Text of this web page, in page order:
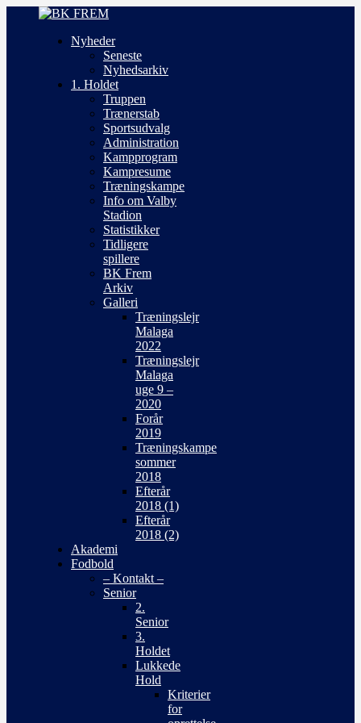
Nyheder
Seneste
Nyhedsarkiv
1. Holdet
Truppen
Trænerstab
Sportsudvalg
Administration
Kampprogram
Kampresume
Træningskampe
Info om Valby
Stadion
Statistikker
Tidligere
spillere
BK Frem
Arkiv
Galleri
Træningslejr
Malaga
2022
Træningslejr
Malaga
uge 9 –
2020
Forår
2019
Træningskampe
sommer
2018
Efterår
2018 (1)
Efterår
2018 (2)
Akademi
Fodbold
– Kontakt –
Senior
2.
Senior
3.
Holdet
Lukkede
Hold
Kriterier
for